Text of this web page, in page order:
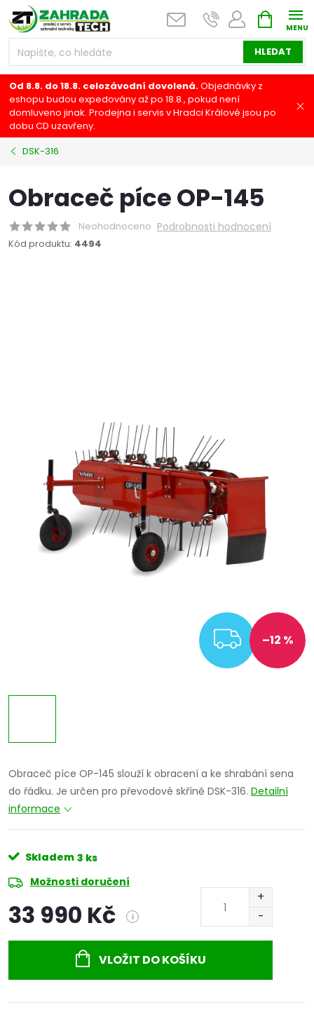
Přejít
na
obsah
HLEDAT
NÁKUPNÍ
KOŠÍK
Od 8.8. do 18.8. celozávodní dovolená.Objednávky z
eshopu budou expedovány až po 18.8., pokud není
domluveno jinak. Prodejna i servis v Hradci Králové jsou po
dobu CD uzavřeny.
DSK-316
Obraceč píce OP-145
Neohodnoceno Podrobnosti hodnocení
Kód produktu: 4494
–12 %
Obraceč píce OP-145 slouží k obracení a ke shrabání sena
do řádku. Je určen pro převodové skříně DSK-316. Detailní
informace
Skladem 3 ks
Možnosti doručení
33 990 Kč i
VLOŽIT DO KOŠÍKU